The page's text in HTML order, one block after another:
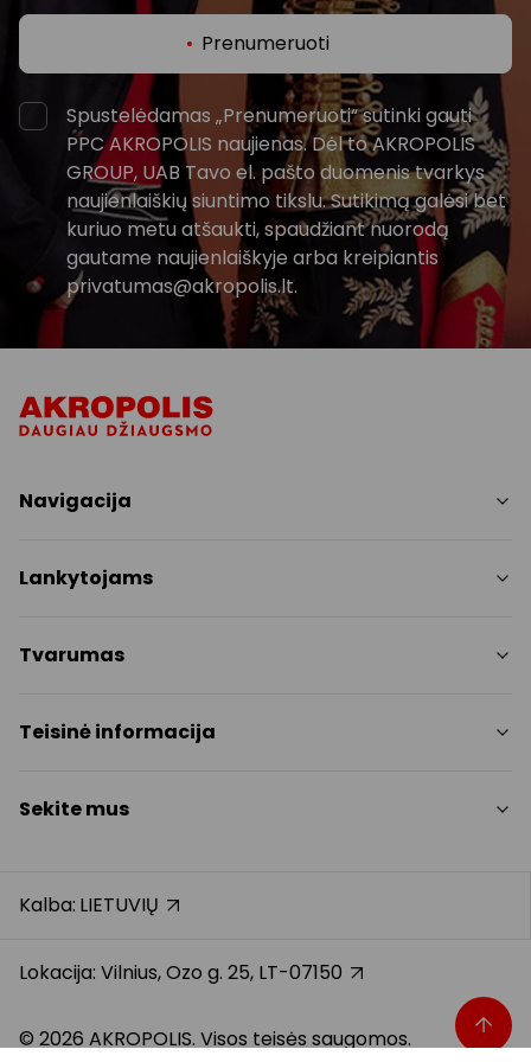
Prenumeruoti
Spustelėdamas „Prenumeruoti“ sutinki gauti
PPC AKROPOLIS naujienas. Dėl to AKROPOLIS
GROUP, UAB Tavo el. pašto duomenis tvarkys
naujienlaiškių siuntimo tikslu. Sutikimą galėsi bet
kuriuo metu atšaukti, spaudžiant nuorodą
gautame naujienlaiškyje arba kreipiantis
privatumas@akropolis.lt.
Navigacija
Paslaugos
Pramogos
Lankytojams
Nemokami patogumai
Kontaktai
Dovanų kortelė
Atsiliepimai
Tvarumas
Tvarumo ataskaita
Teisinė informacija
Slapukų politika
Dovanų kortelės bendrosios taisyklės
Klientų aptarnavimo standartas
Sekite mus
Facebook
TikTok
Kalba: LIETUVIŲ
Lokacija: Vilnius, Ozo g. 25, LT-07150
© 2026 AKROPOLIS. Visos teisės saugomos.